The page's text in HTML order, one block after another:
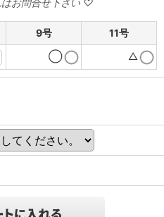
9号
11号
◯ △